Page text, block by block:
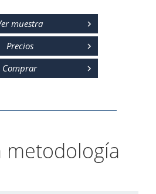
muestra
Precios
Comprar
metodología